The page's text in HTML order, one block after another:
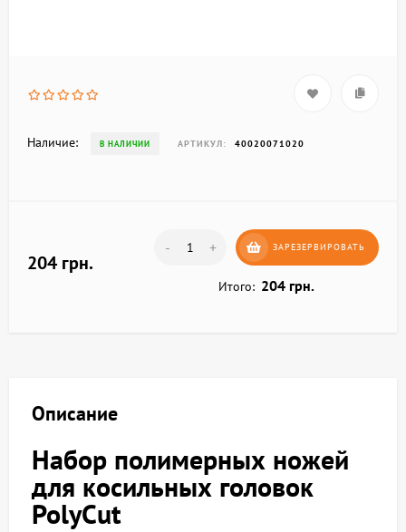
Наличие: В НАЛИЧИИ АРТИКУЛ: 40020071020
204 грн.
- + ЗАРЕЗЕРВИРОВАТЬ
Итого: 204 грн.
Описание
Набор полимерных ножей
для косильных головок
PolyCut